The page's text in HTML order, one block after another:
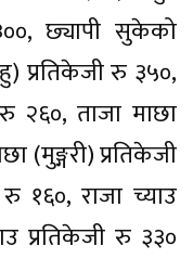
छ्यापी सुकेको
प्रतिकेजी रु ३५०,
२६०, ताजा माछा
(मुङ्गरी) प्रतिकेजी
१६०, राजा च्याउ
प्रतिकेजी रु ३३०